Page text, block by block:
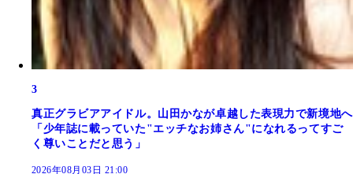
3
真正グラビアアイドル。山田かなが卓越した表現力で新境地へ
「少年誌に載っていた"エッチなお姉さん"になれるってすご
く尊いことだと思う」
2026年08月03日 21:00